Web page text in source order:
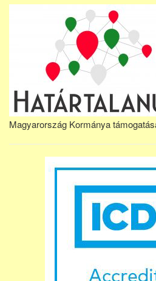
Magyarország Kormánya